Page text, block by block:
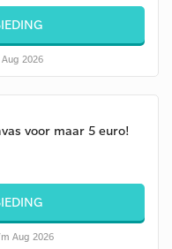
2026
voor maar 5 euro!
Aug 2026